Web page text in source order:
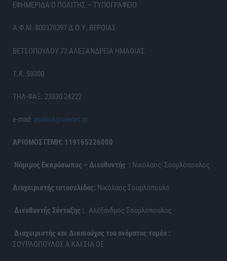
ΕΦΗΜΕΡΙΔΑ Ο ΠΟΛΙΤΗΣ – ΤΥΠΟΓΡΑΦΕΙΟ
Α.Φ.Μ. 800378397 Δ.Ο.Υ. ΒΕΡΟΙΑΣ
ΒΕΤΣΟΠΟΥΛΟΥ 72 ΑΛΕΞΑΝΔΡΕΙΑ ΗΜΑΘΙΑΣ
Τ.Κ. 59300
ΤΗΛ-ΦΑΞ: 23330 24222
e-mail: politis6@otenet.gr
ΑΡΙΘΜΟΣ ΓΕΜΗ: 119165226000
Νόμιμος Εκπρόσωπος – Διευθυντής : Νικόλαος Σουρλόπουλος
Διαχειριστής ιστοσελίδας: Νικόλαος Σουρλόπουλο
Διευθυντής Σύνταξης : Αλέξανδρος Σουρλόπουλος
Διαχειριστής και Δικαιούχος του ονόματος τομέα :
ΣΟΥΡΛΟΠΟΥΛΟΣ Α ΚΑΙ ΣΙΑ ΟΕ